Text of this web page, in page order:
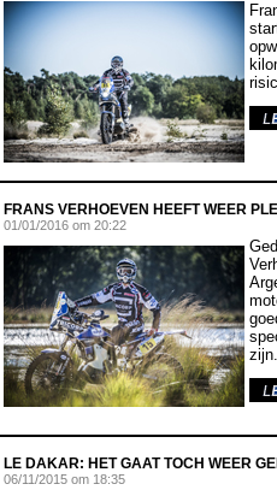
FRANS VERHOEVEN HEEFT WEER
01/01/2016 om 20:22
zijn.
LE DAKAR: HET GAAT TOCH WEER
06/11/2015 om 18:35